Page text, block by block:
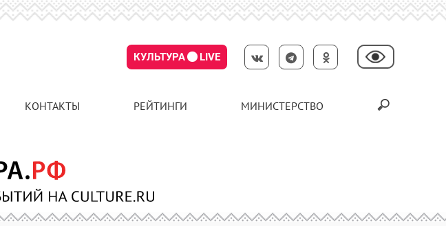
КУЛЬТУРА LIVE
КОНТАКТЫ РЕЙТИНГИ МИНИСТЕРСТВО